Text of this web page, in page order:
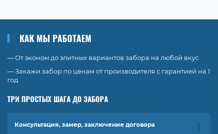
КАК МЫ РАБОТАЕМ
— От эконом до элитных вариантов забора на любой вкус
— Закажи забор по ценам от производителя с гарантией на 1
год
ТРИ ПРОСТЫХ ШАГА ДО ЗАБОРА
Консультация, замер, заключение договора